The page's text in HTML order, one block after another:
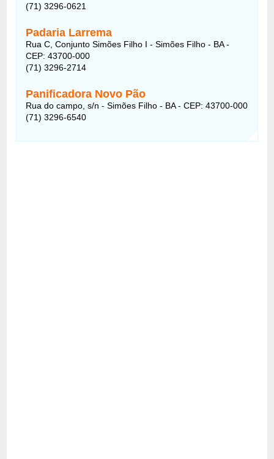
(71) 3296-0621
Padaria Larrema
Rua C, Conjunto Simões Filho I - Simões Filho - BA -
CEP: 43700-000
(71) 3296-2714
Panificadora Novo Pão
Rua do campo, s/n - Simões Filho - BA - CEP: 43700-000
(71) 3296-6540